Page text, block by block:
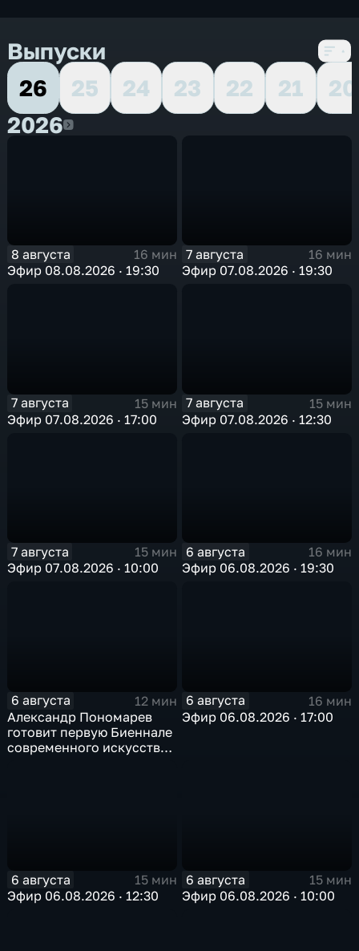
Выпуски
26
25 24 23 22 21
20
20262026
8 августа
16 мин
Эфир 08.08.2026 · 19:30
7 августа
16 мин
Эфир 07.08.2026 · 19:30
7 августа
15 мин
Эфир 07.08.2026 · 17:00
7 августа
15 мин
Эфир 07.08.2026 · 12:30
7 августа
15 мин
Эфир 07.08.2026 · 10:00
6 августа
16 мин
Эфир 06.08.2026 · 19:30
6 августа
12 мин
Александр Пономарев
готовит первую Биеннале
современного искусства
6 августа
16 мин
Эфир 06.08.2026 · 17:00
6 августа
15 мин
Эфир 06.08.2026 · 12:30
6 августа
15 мин
Эфир 06.08.2026 · 10:00